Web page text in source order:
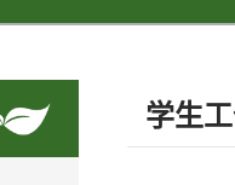
学生